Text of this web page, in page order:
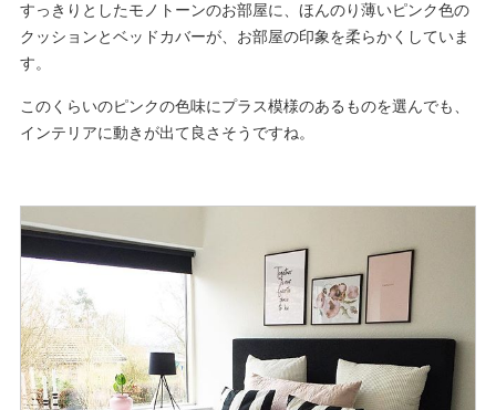
すっきりとしたモノトーンのお部屋に、ほんのり薄いピンク色の
クッションとベッドカバーが、お部屋の印象を柔らかくしていま
す。
このくらいのピンクの色味にプラス模様のあるものを選んでも、
インテリアに動きが出て良さそうですね。